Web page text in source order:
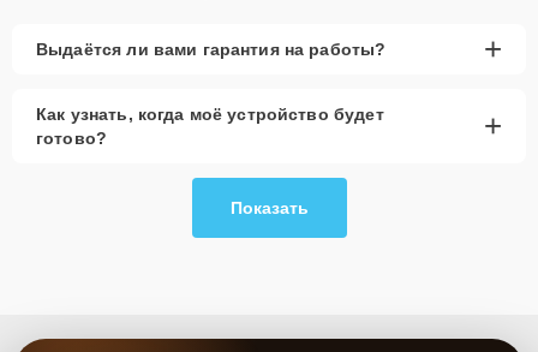
Выдаётся ли вами гарантия на работы? +
Как узнать, когда моё устройство будет
готово?
+
Показать